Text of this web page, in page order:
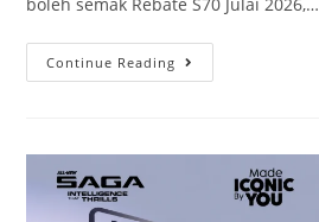
Continue Reading